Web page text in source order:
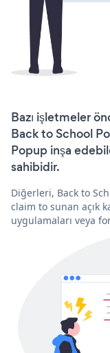
Bazı işletmeler
Back to School
Popup inşa
sahibidir.
Diğerleri, Back to
claim to sunan açık
uygulamaları veya